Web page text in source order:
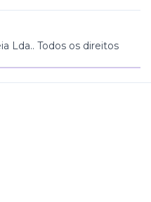
Lda.. Todos os direitos